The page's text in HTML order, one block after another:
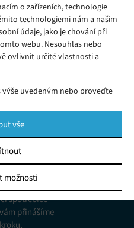
o zařízeních, technologie
technologiemi nám a našim
údaje, jako je chování při
webu. Nesouhlas nebo
ovlivnit určité vlastnosti a
uvedeným nebo proveďte
budou použity pouze na tomto
nebo kliknutím na tlačítko
obrazovky.
v zařízení, Porozumění
kombinací údajů z
vše
možnosti
aktualizace, které opravují
objevenou bezpečnostní
novinky
spotřebiče
přinášíme